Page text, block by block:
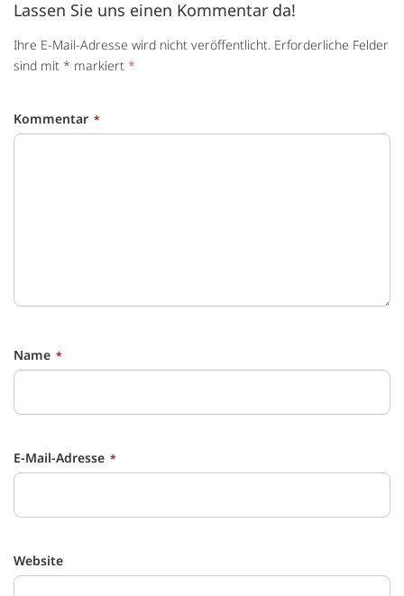
Lassen Sie uns einen Kommentar da!
Ihre E-Mail-Adresse wird nicht veröffentlicht. Erforderliche Felder
sind mit * markiert *
Kommentar
Name
E-Mail-Adresse
Website